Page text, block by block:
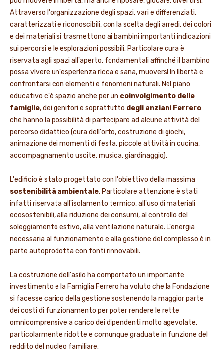
Attraverso l'organizzazione degli spazi, vari e differenziati,
caratterizzati e riconoscibili, con la scelta degli arredi, dei colori
e dei materiali si trasmettono ai bambini importanti indicazioni
sui percorsi e le esplorazioni possibili. Particolare cura è
riservata agli spazi all'aperto, fondamentali affinché il bambino
possa vivere un'esperienza ricca e sana, muoversi in libertà e
confrontarsi con elementi e fenomeni naturali. Nel piano
educativo c'è spazio anche per un coinvolgimento delle
famiglie, dei genitori e soprattutto degli anziani Ferrero
che hanno la possibilità di partecipare ad alcune attività del
percorso didattico (cura dell'orto, costruzione di giochi,
animazione dei momenti di festa, piccole attività in cucina,
accompagnamento uscite, musica, giardinaggio).
L'edificio è stato progettato con l'obiettivo della massima
sostenibilità ambientale. Particolare attenzione è stati
infatti riservata all'isolamento termico, all'uso di materiali
ecosostenibili, alla riduzione dei consumi, al controllo del
soleggiamento estivo, alla ventilazione naturale. L'energia
necessaria al funzionamento e alla gestione del complesso è in
parte autoprodotta con fonti rinnovabili.
La costruzione dell'asilo ha comportato un importante
investimento e la Famiglia Ferrero ha voluto che la Fondazione
si facesse carico della gestione sostenendo la maggior parte
dei costi di funzionamento per poter rendere le rette
omnicomprensive a carico dei dipendenti molto agevolate,
particolarmente ridotte e comunque graduate in funzione del
reddito del nucleo familiare.